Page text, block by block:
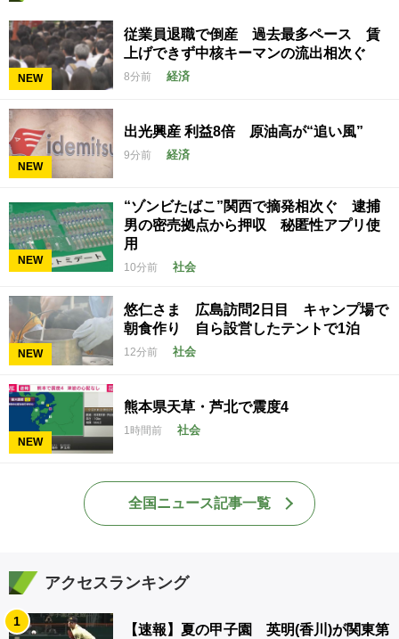
NEW
従業員退職で倒産 過去最多ペース 賃
上げできず中核キーマンの流出相次ぐ
8分前 経済
NEW
出光興産 利益8倍 原油高が“追い風”
9分前 経済
NEW
“ゾンビたばこ”関西で摘発相次ぐ 逮捕
男の密売拠点から押収 秘匿性アプリ使
用
10分前 社会
NEW
悠仁さま 広島訪問2日目 キャンプ場で
朝食作り 自ら設営したテントで1泊
12分前 社会
NEW
熊本県天草・芦北で震度4
1時間前 社会
全国ニュース記事一覧
アクセスランキング
1
【速報】夏の甲子園 英明(香川)が関東第